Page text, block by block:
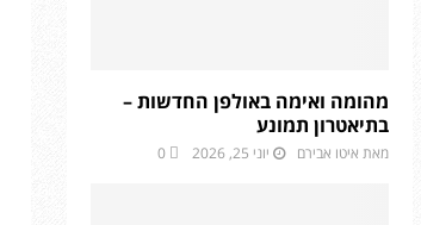
מהומה ואימה באולפן החדשות –
בתיאטרון תמונע
מאת איטו אבירם יוני 25, 2026 0